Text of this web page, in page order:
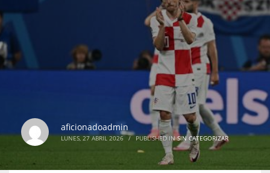
aficionadoadmin
LUNES, 27 ABRIL 2026 / PUBLISHED INSIN CATEGORIZAR